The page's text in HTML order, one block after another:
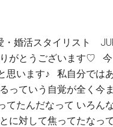
・婚活スタイリスト
がとうございます♡
思います♪ 私自分では
っていう自覚が全く今
てたんだなって いろ
に対して焦ってたな